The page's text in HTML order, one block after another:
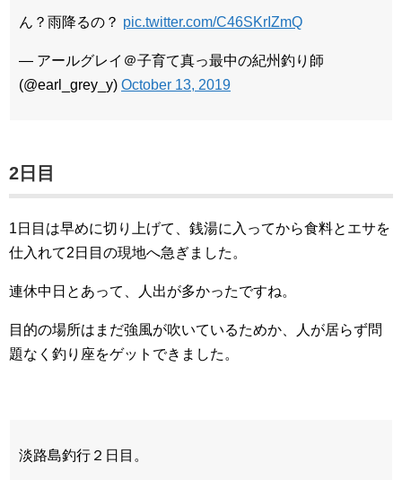
ん？雨降るの？ pic.twitter.com/C46SKrIZmQ
— アールグレイ＠子育て真っ最中の紀州釣り師
(@earl_grey_y) October 13, 2019
2日目
1日目は早めに切り上げて、銭湯に入ってから食料とエサを
仕入れて2日目の現地へ急ぎました。
連休中日とあって、人出が多かったですね。
目的の場所はまだ強風が吹いているためか、人が居らず問
題なく釣り座をゲットできました。
淡路島釣行２日目。